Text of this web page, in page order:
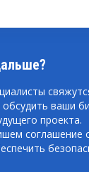
ваши
проекта.
соглашение